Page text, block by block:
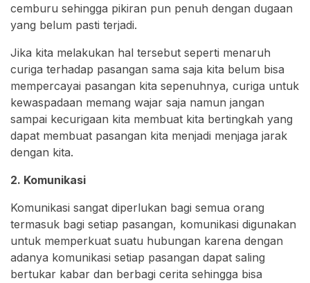
cemburu sehingga pikiran pun penuh dengan dugaan
yang belum pasti terjadi.
Jika kita melakukan hal tersebut seperti menaruh
curiga terhadap pasangan sama saja kita belum bisa
mempercayai pasangan kita sepenuhnya, curiga untuk
kewaspadaan memang wajar saja namun jangan
sampai kecurigaan kita membuat kita bertingkah yang
dapat membuat pasangan kita menjadi menjaga jarak
dengan kita.
2. Komunikasi
Komunikasi sangat diperlukan bagi semua orang
termasuk bagi setiap pasangan, komunikasi digunakan
untuk memperkuat suatu hubungan karena dengan
adanya komunikasi setiap pasangan dapat saling
bertukar kabar dan berbagi cerita sehingga bisa